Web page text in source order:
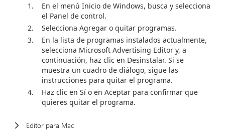
En el menú Inicio de Windows, busca y selecciona
el Panel de control.
Selecciona Agregar o quitar programas.
En la lista de programas instalados actualmente,
selecciona Microsoft Advertising Editor y, a
continuación, haz clic en Desinstalar. Si se
muestra un cuadro de diálogo, sigue las
instrucciones para quitar el programa.
Haz clic en Sí o en Aceptar para confirmar que
quieres quitar el programa.
Editor para Mac